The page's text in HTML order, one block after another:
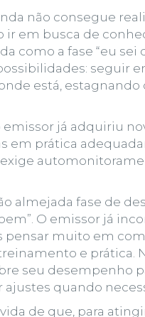
não consegue
ir em busca de
como a fase “eu sei
seguir
está, estagnando
emissor já adquiriu
em prática
exige
almejada fase de
O emissor já
pensar muito em
e prática.
seu desempenho
quando
de que, para